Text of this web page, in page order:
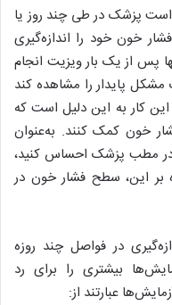
است پزشک در طی چند روز یا
خون خود را اندازه‌گیری
پس از یک بار ویزیت انجام
پایدار را مشاهده کند
کار به این دلیل است که
خون کمک کنند. به‌عنوان
مطب پزشک احساس کنید،
بر این، سطح فشار خون در
در فواصل چند روزه
بیشتری را برای رد
عبارتند از: